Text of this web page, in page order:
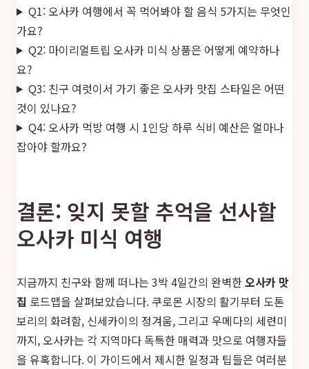
Q1: 오사카 여행에서 꼭 먹어봐야 할 음식 5가지는 무엇인
가요?
Q2: 마이리얼트립 오사카 미식 상품은 어떻게 예약하나
요?
Q3: 친구 여럿이서 가기 좋은 오사카 맛집 스타일은 어떤
것이 있나요?
Q4: 오사카 먹방 여행 시 1인당 하루 식비 예산은 얼마나
잡아야 할까요?
결론: 잊지 못할 추억을 선사할
오사카 미식 여행
지금까지 친구와 함께 떠나는 3박 4일간의 완벽한오사카 맛
집 로드맵을 살펴보았습니다. 쿠로몬 시장의 활기부터 도톤
보리의 화려함, 신세카이의 정겨움, 그리고 우메다의 세련미
까지, 오사카는 각 지역마다 독특한 매력과 맛으로 여행자들
을 유혹합니다. 이 가이드에서 제시한 일정과 팁들은 여러분